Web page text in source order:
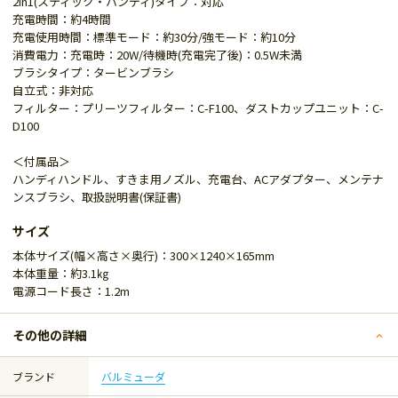
充電時間：約4時間
充電使用時間：標準モード：約30分/強モード：約10分
消費電力：充電時：20W/待機時(充電完了後)：0.5W未満
ブラシタイプ：タービンブラシ
自立式：非対応
フィルター：プリーツフィルター：C-F100、ダストカップユニット：C-
D100
＜付属品＞
ハンディハンドル、すきま用ノズル、充電台、ACアダプター、メンテナ
ンスブラシ、取扱説明書(保証書)
サイズ
本体サイズ(幅×高さ×奥行)：300×1240×165mm
本体重量：約3.1㎏
電源コード長さ：1.2m
その他の詳細
ブランド バルミューダ